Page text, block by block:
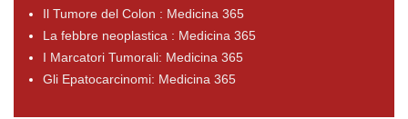
Il Tumore del Colon : Medicina 365
La febbre neoplastica : Medicina 365
I Marcatori Tumorali: Medicina 365
Gli Epatocarcinomi: Medicina 365